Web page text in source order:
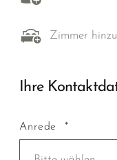
Zimmer
Ihre
Anrede *